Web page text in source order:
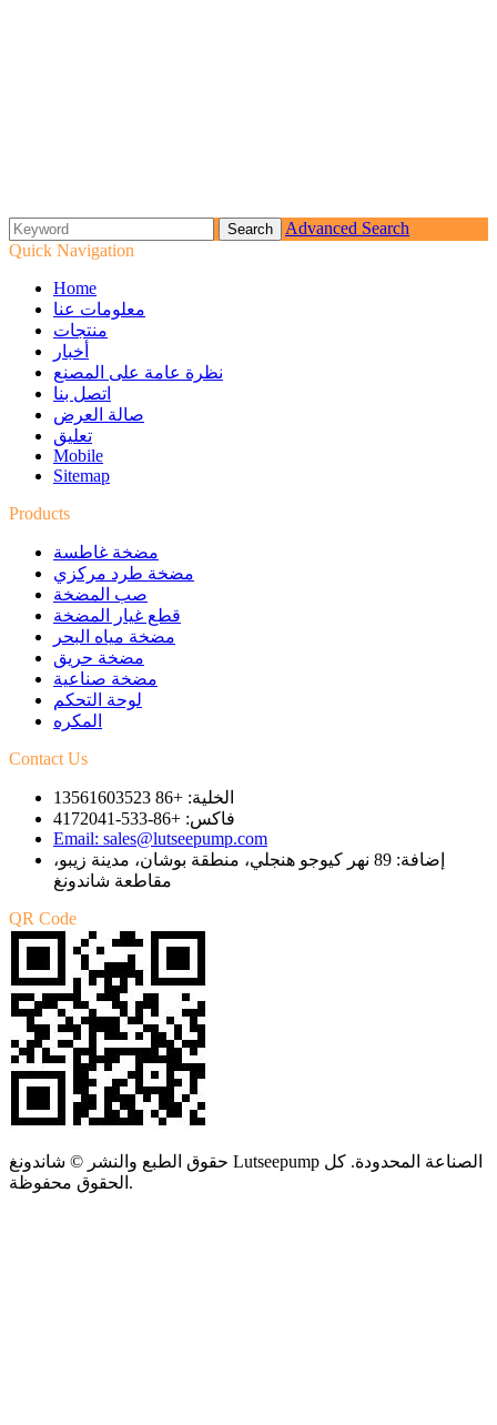
Advanced Search
Quick Navigation
Home
معلومات عنا
منتجات
أخبار
نظرة عامة على المصنع
اتصل بنا
صالة العرض
تعليق
Mobile
Sitemap
Products
مضخة غاطسة
مضخة طرد مركزي
صب المضخة
قطع غيار المضخة
مضخة مياه البحر
مضخة حريق
مضخة صناعية
لوحة التحكم
المكره
Contact Us
الخلية: +86 13561603523
فاكس: +86-533-4172041
Email: sales@lutseepump.com
إضافة: 89 نهر كيوجو هنجلي، منطقة بوشان، مدينة زيبو،
مقاطعة شاندونغ
QR Code
حقوق الطبع والنشر © شاندونغ Lutseepump الصناعة المحدودة. كل
الحقوق محفوظة.